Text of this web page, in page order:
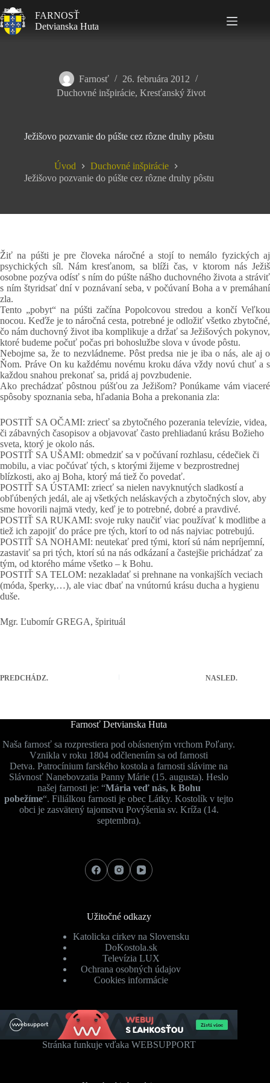
FARNOSŤ
Detvianska Huta
Farnosť
26. februára 2012
Duchovné inšpirácie, Kresťanský život
Ježišovo pozvanie do púšte cez rôzne druhy pôstu
Úvod
Duchovné inšpirácie
Ježišovo pozvanie do púšte cez rôzne druhy pôstu
Žiť na púšti je pre človeka náročné a stojí to nemálo fyzických aj
psychických síl. Nám kresťanom, sa blíži čas, v ktorom nás Ježiš
osobne pozýva odísť s ním do púšte nášho duchovného života a stráviť
s ním štyridsať dní v poznávaní seba, v počúvaní Boha a v premáhaní
zla.
Tento „pobyt“ na púšti začína Popolcovou stredou a končí Veľkou
nocou. Keďže je to náročná cesta, potrebné je odložiť všetko zbytočné,
čo nám duchovný život iba komplikuje a držať sa Ježišových pokynov,
ktoré budeme počuť počas pri bohoslužbe slova v úvode pôstu.
Nebojme sa, že to nezvládneme. Pôst predsa nie je iba o nás, ale aj o
Ňom. Práve On ku každému novému kroku dáva vždy novú chuť a s
každou snahou prekonať sa, pridá aj povzbudenie.
Ako prechádzať pôstnou púšťou za Ježišom? Ponúkame vám viaceré
spôsoby spoznania seba, hľadania Boha a prekonania zla:
POSTIŤ SA OČAMI: zriecť sa zbytočného pozerania televízie, videa,
či zábavných časopisov a objavovať často prehliadanú krásu Božieho
sveta, ktorý je okolo nás.
POSTIŤ SA UŠAMI: obmedziť sa v počúvaní rozhlasu, cédečiek či
mobilu, a viac počúvať tých, s ktorými žijeme v bezprostrednej
blízkosti, ako aj Boha, ktorý má tiež čo povedať.
POSTIŤ SA ÚSTAMI: zriecť sa nielen navyknutých sladkostí a
obľúbených jedál, ale aj všetkých neláskavých a zbytočných slov, aby
sme hovorili najmä vtedy, keď je to potrebné, dobré a pravdivé.
POSTIŤ SA RUKAMI: svoje ruky naučiť viac používať k modlitbe a
tiež ich zapojiť do práce pre tých, ktorí to od nás najviac potrebujú.
POSTIŤ SA NOHAMI: neutekať pred tými, ktorí sú nám nepríjemní,
zastaviť sa pri tých, ktorí sú na nás odkázaní a častejšie prichádzať za
tým, od ktorého máme všetko – k Bohu.
POSTIŤ SA TELOM: nezakladať si prehnane na vonkajších veciach
(móda, šperky,…), ale viac dbať na vnútornú krásu ducha a hygienu
duše.
Mgr. Ľubomír GREGA, špirituál
PREDCHÁDZ. NASLED.
Farnosť Detvianska Huta
Naša farnosť sa rozprestiera pod obásneným vrchom Poľany.
Vznikla v roku 1804 odčlenením sa od farnosti
Detva. Patrocínium farského kostola a farnosti slávime na
Slávnosť Nanebovzatia Panny Márie (15. augusta). Heslo
našej farnosti je: “Mária veď nás, k Bohu
pobežíme“. Filiálkou farnosti je obec Látky. Kostolík v tejto
obci je zasvätený tajomstvu Povýšenia sv. Kríža (14.
septembra).
Užitočné odkazy
Katolicka cirkev na Slovensku
DoKostola.sk
Televízia LUX
Ochrana osobných údajov
Cookies informácie
Stránka funkuje vďaka WEBSUPPORT